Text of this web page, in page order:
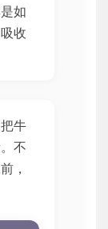
如
收
牛
不
，